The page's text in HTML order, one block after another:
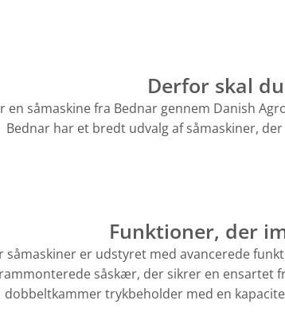
Derfor skal
en såmaskine fra Bednar gennem Danish
Bednar har et bredt udvalg af såmaskiner,
Funktioner, der
såmaskiner er udstyret med avancerede
såskær, der sikrer en ensartet
dobbeltkammer trykbeholder med en